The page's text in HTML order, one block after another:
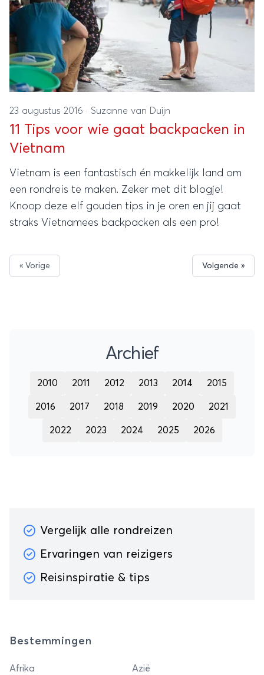
23 augustus 2016 · Suzanne van Duijn
11 Tips voor wie gaat backpacken in
Vietnam
Vietnam is een fantastisch én makkelijk land om
een rondreis te maken. Zeker met dit blogje!
Knoop deze elf gouden tips in je oren en jij gaat
straks Vietnamees backpacken als een pro!
« Vorige Volgende »
Archief
2010 2011 2012 2013 2014 2015
2016 2017 2018 2019 2020 2021
2022 2023 2024 2025 2026
Vergelijk alle rondreizen
Ervaringen van reizigers
Reisinspiratie & tips
Bestemmingen
Afrika
Azië